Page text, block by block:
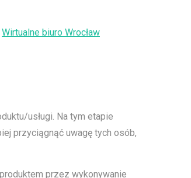
Wirtualne biuro Wrocław
usługi. Na tym etapie
przyciągnąć uwagę tych osób,
przez wykonywanie